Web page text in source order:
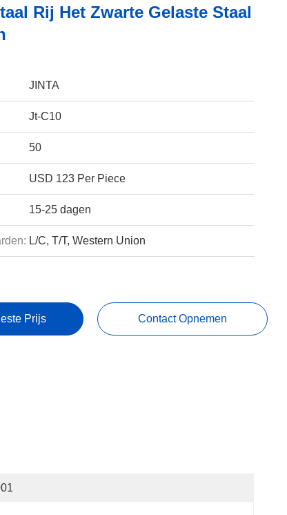
Rij Het Zwarte Gelaste Staal
JINTA
Jt-C10
50
USD 123 Per Piece
15-25 dagen
L/C, T/T, Western Union
Prijs Contact Opnemen